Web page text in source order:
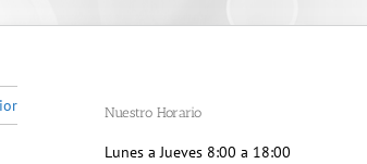
Nuestro Horario
Lunes a Jueves 8:00 a 18:00